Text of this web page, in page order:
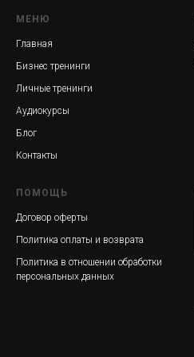
МЕНЮ
Главная
Бизнес тренинги
Личные тренинги
Аудиокурсы
Блог
Контакты
ПОМОЩЬ
Договор оферты
Политика оплаты и возврата
Политика в отношении обработки
персональных данных